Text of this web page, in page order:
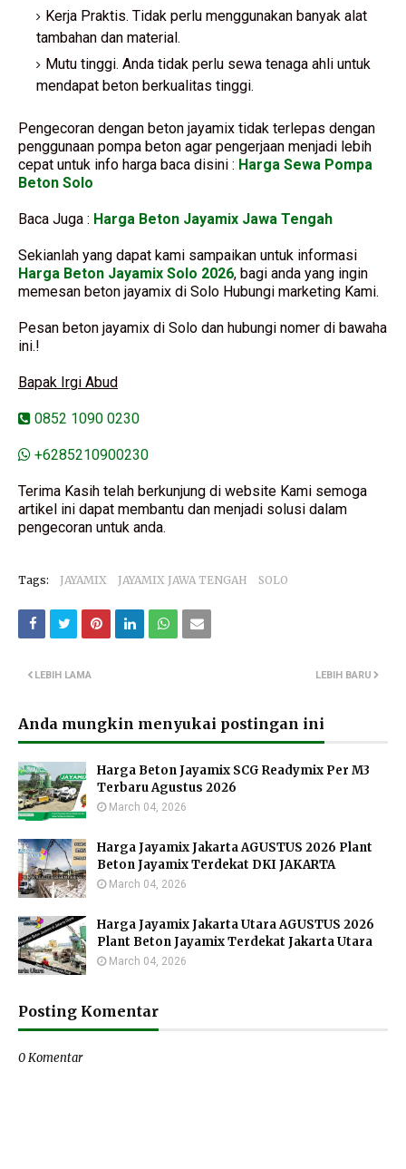
Kerja Praktis. Tidak perlu menggunakan banyak alat
tambahan dan material.
Mutu tinggi. Anda tidak perlu sewa tenaga ahli untuk
mendapat beton berkualitas tinggi.
Pengecoran dengan beton jayamix tidak terlepas dengan
penggunaan pompa beton agar pengerjaan menjadi lebih
cepat untuk info harga baca disini : Harga Sewa Pompa
Beton Solo
Baca Juga : Harga Beton Jayamix Jawa Tengah
Sekianlah yang dapat kami sampaikan untuk informasi
Harga Beton Jayamix Solo 2026, bagi anda yang ingin
memesan beton jayamix di Solo Hubungi marketing Kami.
Pesan beton jayamix di Solo dan hubungi nomer di bawaha
ini.!
Bapak Irgi Abud
0852 1090 0230
+6285210900230
Terima Kasih telah berkunjung di website Kami semoga
artikel ini dapat membantu dan menjadi solusi dalam
pengecoran untuk anda.
Tags: JAYAMIX JAYAMIX JAWA TENGAH SOLO
LEBIH BARU
LEBIH LAMA
Anda mungkin menyukai postingan ini
Harga Beton Jayamix SCG Readymix Per M3
Terbaru Agustus 2026
March 04, 2026
Harga Jayamix Jakarta AGUSTUS 2026 Plant
Beton Jayamix Terdekat DKI JAKARTA
March 04, 2026
Harga Jayamix Jakarta Utara AGUSTUS 2026
Plant Beton Jayamix Terdekat Jakarta Utara
March 04, 2026
Posting Komentar
0 Komentar